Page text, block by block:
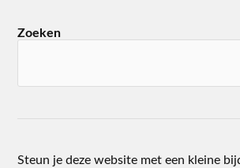
Zoeken
Steun je deze website met een kleine